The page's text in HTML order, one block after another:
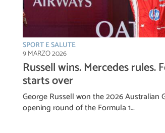
SPORT E SALUTE
9 MARZO 2026
Russell wins. Mercedes rules.
starts over
George Russell won the 2026 Australian
opening round of the Formula 1…